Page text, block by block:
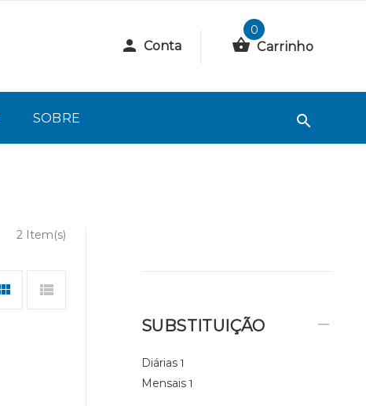
Conta
0
Carrinho
SOBRE
2 Item(s)
SUBSTITUIÇÃO
Diárias 1
Mensais 1